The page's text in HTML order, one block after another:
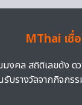
MThai เชื่
มงคล สถิติเลขดัง ด
บรางวัลจากกิจกร